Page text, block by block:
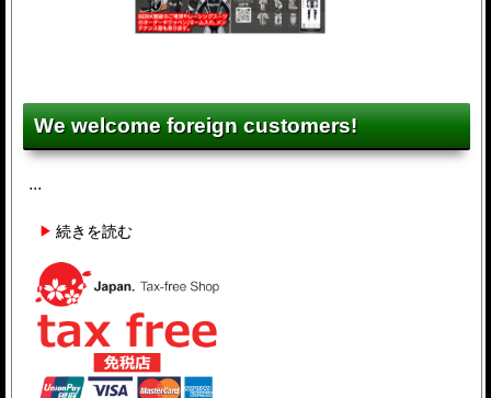
We welcome foreign customers!
...
続きを読む